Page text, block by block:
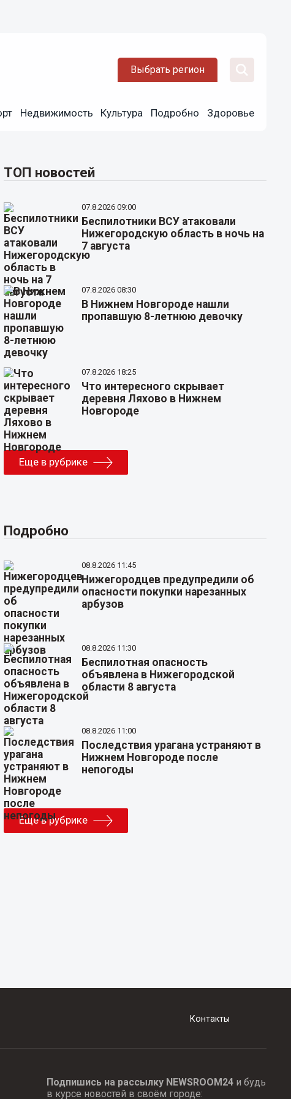
Выбрать регион
Недвижимость Культура Подробно Здоровье
ТОП новостей
07.8.2026 09:00
Беспилотники ВСУ атаковали
Нижегородскую область в ночь на
7 августа
07.8.2026 08:30
В Нижнем Новгороде нашли
пропавшую 8-летнюю девочку
07.8.2026 18:25
Что интересного скрывает
деревня Ляхово в Нижнем
Новгороде
Еще в рубрике
Подробно
08.8.2026 11:45
Нижегородцев предупредили об
опасности покупки нарезанных
арбузов
08.8.2026 11:30
Беспилотная опасность
объявлена в Нижегородской
области 8 августа
08.8.2026 11:00
Последствия урагана устраняют в
Нижнем Новгороде после
непогоды
Еще в рубрике
Контакты
Подпишись на рассылку NEWSROOM24и будь
в курсе новостей в своём городе: